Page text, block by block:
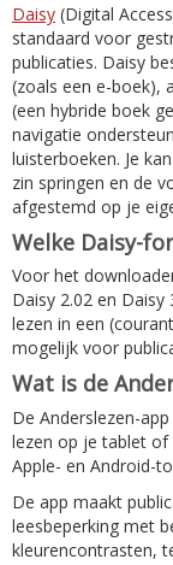
Daisy (Digital
standaard voor
publicaties. Daisy
(zoals een e-boek),
(een hybride boek
navigatie
luisterboeken. Je
zin springen en de
afgestemd op je
Welke Daisy-
Voor het
Daisy 2.02 en
lezen in een
mogelijk voor
Wat is de
De Anderslezen-
lezen op je tablet of
Apple- en Android-
De app maakt
leesbeperking met
kleurencontrasten,